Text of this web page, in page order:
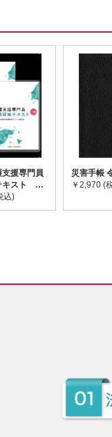
援専門員
キスト
売不可)
込)
災害手帳
￥2,970 (